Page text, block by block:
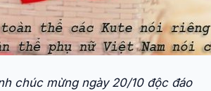
chúc mừng ngày 20/10 độc đáo